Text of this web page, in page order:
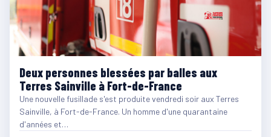
Deux personnes blessées par balles aux
Terres Sainville à Fort-de-France
Une nouvelle fusillade s'est produite vendredi soir aux Terres
Sainville, à Fort-de-France. Un homme d'une quarantaine
d'années et…